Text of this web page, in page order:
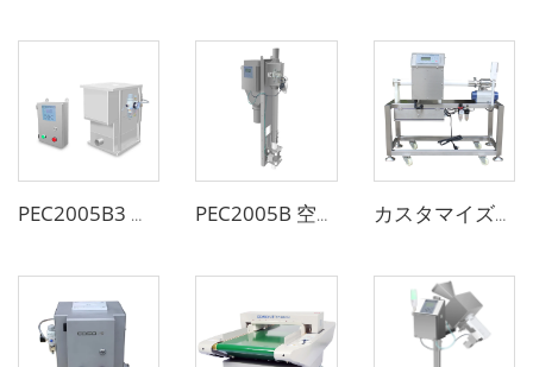
PEC2005B3 金属分離機 PEC2005B 空気輸送管用金属分離機 カスタマイズ可能なチューブ液体食品用金属検出器ペーストソース用